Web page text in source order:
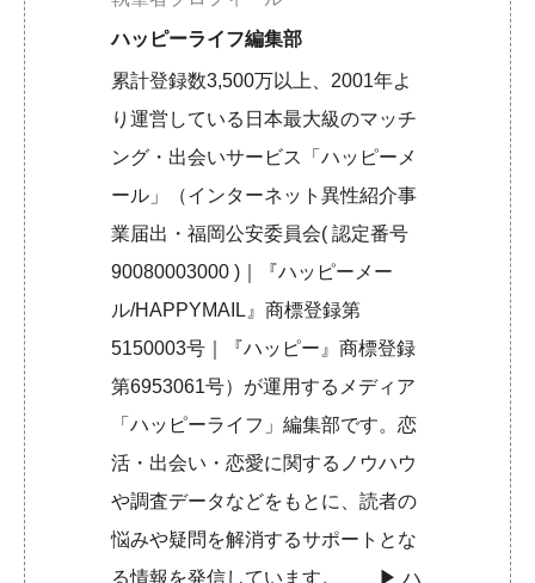
ハッピーライフ編集部
累計登録数3,500万以上、2001年よ
り運営している日本最大級のマッチ
ング・出会いサービス「ハッピーメ
ール」（インターネット異性紹介事
業届出・福岡公安委員会( 認定番号
90080003000 )｜『ハッピーメー
ル/HAPPYMAIL』商標登録第
5150003号｜『ハッピー』商標登録
第6953061号）が運用するメディア
「ハッピーライフ」編集部です。恋
活・出会い・恋愛に関するノウハウ
や調査データなどをもとに、読者の
悩みや疑問を解消するサポートとな
る情報を発信しています。 ▶︎ハ